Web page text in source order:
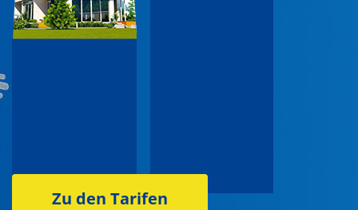
Zu den Tarifen